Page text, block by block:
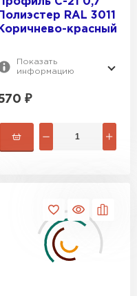
Полиэстер RAL 3011
Коричнево-красный
Показать
информацию
₽